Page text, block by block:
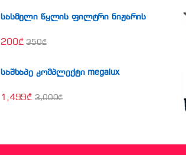
სასმელი წყლის ფილტრი ნიჟარის
200₾ 350₾
საშხაპე კომპლექტი megalux
1,499₾ 3,000₾